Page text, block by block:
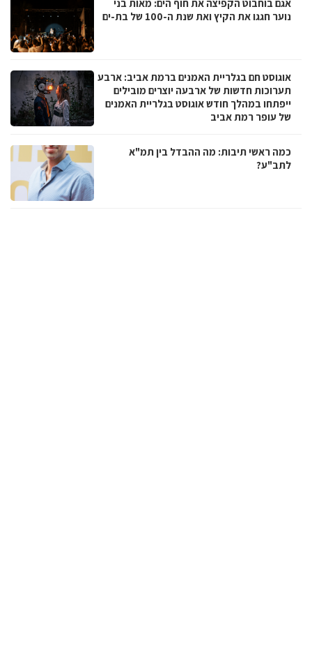
אגם בוחבוט הקפיצה את חוף הים: מאות בני
נוער חגגו את הקיץ ואת שנת ה-100 של בת-ים
אוגוסט חם בגלריית האמנים ברמת אביב: ארבע
תערוכות חדשות של ארבעה יוצרים מובילים
ייפתחו במהלך חודש אוגוסט בגלריית האמנים
של עופר רמת אביב
כמה ראשי תיבות: מה ההבדל בין תמ"א
לתב"ע?